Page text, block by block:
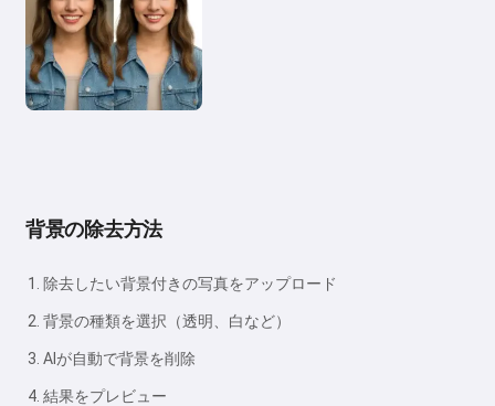
背景の除去方法
除去したい背景付きの写真をアップロード
背景の種類を選択（透明、白など）
AIが自動で背景を削除
結果をプレビュー